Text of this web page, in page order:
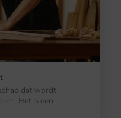
dat wordt
Het is een